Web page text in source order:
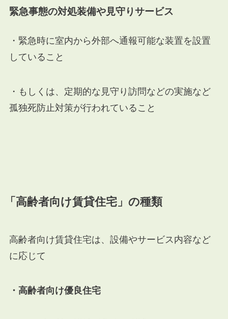
緊急事態の対処装備や見守りサービス
・緊急時に室内から外部へ通報可能な装置を設置
していること
・もしくは、定期的な見守り訪問などの実施など
孤独死防止対策が行われていること
「高齢者向け賃貸住宅」の種類
高齢者向け賃貸住宅は、設備やサービス内容など
に応じて
・高齢者向け優良住宅